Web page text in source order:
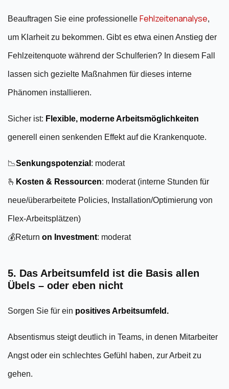
Beauftragen Sie eine professionelle Fehlzeitenanalyse,
um Klarheit zu bekommen. Gibt es etwa einen Anstieg der
Fehlzeitenquote während der Schulferien? In diesem Fall
lassen sich gezielte Maßnahmen für dieses interne
Phänomen installieren.
Sicher ist: Flexible, moderne Arbeitsmöglichkeiten
generell einen senkenden Effekt auf die Krankenquote.
📉Senkungspotenzial : moderat
🫰 Kosten & Ressourcen: moderat (interne Stunden für
neue/überarbeitete Policies, Installation/Optimierung von
Flex-Arbeitsplätzen)
💰Return on Investment: moderat
5. Das Arbeitsumfeld ist die Basis allen
Übels – oder eben nicht
Sorgen Sie für ein positives Arbeitsumfeld.
Absentismus steigt deutlich in Teams, in denen Mitarbeiter
Angst oder ein schlechtes Gefühl haben, zur Arbeit zu
gehen.